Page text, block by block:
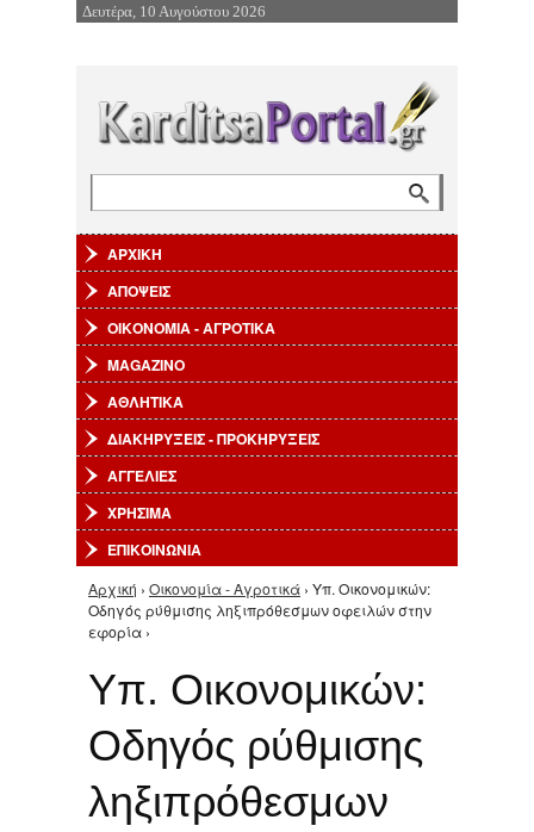
Επιστροφή στην Πλοήγηση
Δευτέρα, 10 Αυγούστου 2026
ΑΡΧΙΚΗ
ΑΠΟΨΕΙΣ
ΟΙΚΟΝΟΜΙΑ - ΑΓΡΟΤΙΚΑ
MAGAZINO
ΑΘΛΗΤΙΚΑ
ΔΙΑΚΗΡΥΞΕΙΣ - ΠΡΟΚΗΡΥΞΕΙΣ
ΑΓΓΕΛΙΕΣ
ΧΡΗΣΙΜΑ
ΕΠΙΚΟΙΝΩΝΙΑ
Είστε εδώ
Αρχική › Οικονομία - Αγροτικά › Υπ. Οικονομικών:
Οδηγός ρύθμισης ληξιπρόθεσμων οφειλών στην
εφορία ›
Υπ. Οικονομικών:
Οδηγός ρύθμισης
ληξιπρόθεσμων